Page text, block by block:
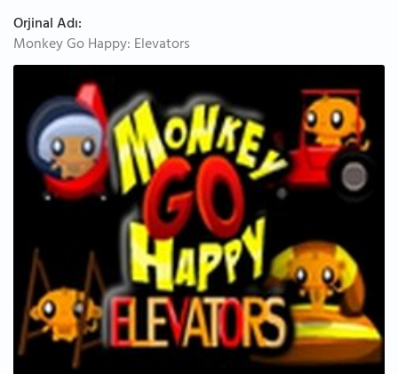
Orjinal Adı:
Monkey Go Happy: Elevators